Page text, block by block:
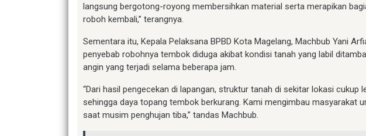
langsung bergotong-royong membersihkan material serta merapikan
roboh kembali,” terangnya.
Sementara itu, Kepala Pelaksana BPBD Kota Magelang, Machbub Yani
penyebab robohnya tembok diduga akibat kondisi tanah yang labil
angin yang terjadi selama beberapa jam.
“Dari hasil pengecekan di lapangan, struktur tanah di sekitar lokasi cukup
sehingga daya topang tembok berkurang. Kami mengimbau masyarakat
saat musim penghujan tiba,” tandas Machbub.